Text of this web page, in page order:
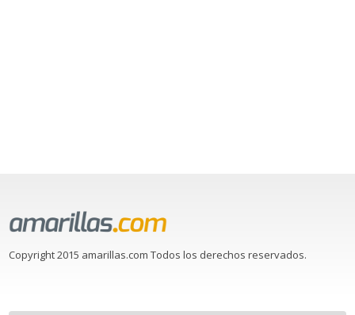
Copyright 2015 amarillas.com Todos los derechos reservados.